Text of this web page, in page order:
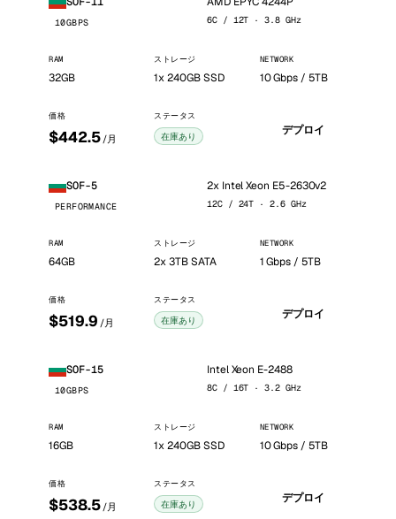
10GBPS 6C / 12T · 3.8 GHz
RAM
32GB
ストレージ
1x 240GB SSD
NETWORK
10 Gbps / 5TB
価格
$442.5 /月
ステータス
在庫あり デプロイ
SOF-5
PERFORMANCE
2x Intel Xeon E5-2630v2
12C / 24T · 2.6 GHz
RAM
64GB
ストレージ
2x 3TB SATA
NETWORK
1 Gbps / 5TB
価格
$519.9 /月
ステータス
在庫あり デプロイ
SOF-15
10GBPS
Intel Xeon E-2488
8C / 16T · 3.2 GHz
RAM
16GB
ストレージ
1x 240GB SSD
NETWORK
10 Gbps / 5TB
価格
$538.5 /月
ステータス
在庫あり デプロイ